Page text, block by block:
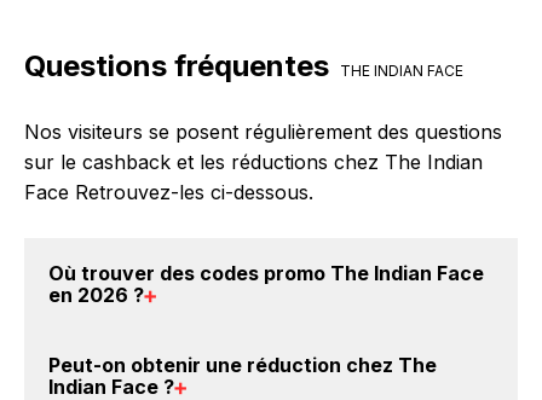
Questions fréquentes THE INDIAN FACE
Nos visiteurs se posent régulièrement des questions
sur le cashback et les réductions chez The Indian
Face Retrouvez-les ci-dessous.
Où trouver des codes promo The Indian Face
en 2026 ?
promo chez The Indian Face. Si descodes promo
Peut-on obtenir une réduction chez The
Indian Face ?